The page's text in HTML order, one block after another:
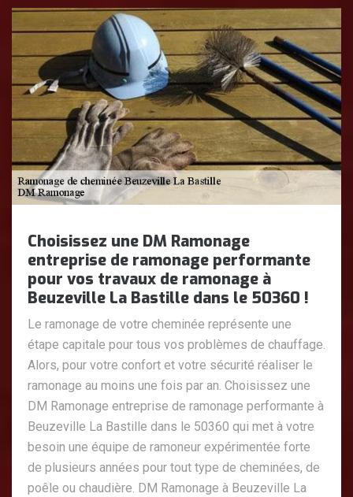
Choisissez une DM Ramonage
entreprise de ramonage performante
pour vos travaux de ramonage à
Beuzeville La Bastille dans le 50360 !
Le ramonage de votre cheminée représente une
étape capitale pour tous vos problèmes de chauffage.
Alors, pour votre confort et votre sécurité réaliser le
ramonage au moins une fois par an. Choisissez une
DM Ramonage entreprise de ramonage performante à
Beuzeville La Bastille dans le 50360 qui met à votre
besoin une équipe de ramoneur expérimentée forte
de plusieurs années pour tout type de cheminées, de
poêle ou chaudière. DM Ramonage à Beuzeville La